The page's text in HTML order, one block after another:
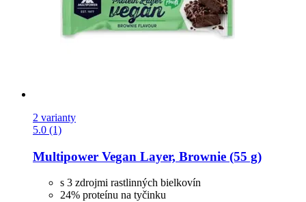
2 varianty
5.0 (1)
Multipower Vegan Layer, Brownie (55 g)
s 3 zdrojmi rastlinných bielkovín
24% proteínu na tyčinku